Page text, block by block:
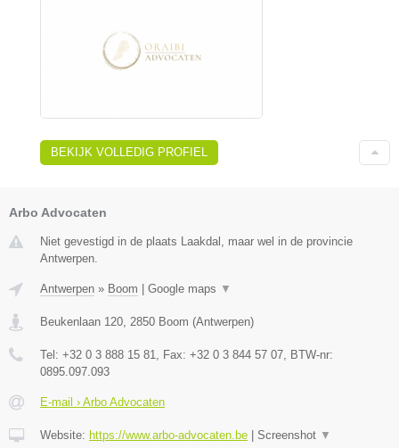
BEKIJK VOLLEDIG PROFIEL
Arbo Advocaten
Niet gevestigd in de plaats Laakdal, maar wel in de provincie
Antwerpen.
Antwerpen » Boom Google maps ▼
Beukenlaan 120 2850 Boom (Antwerpen)
Tel: +32 0 3 888 15 81 , Fax: +32 0 3 844 57 07 , BTW-nr:
0895.097.093
E-mail › Arbo Advocaten
Website: https://www.arbo-advocaten.be Screenshot ▼